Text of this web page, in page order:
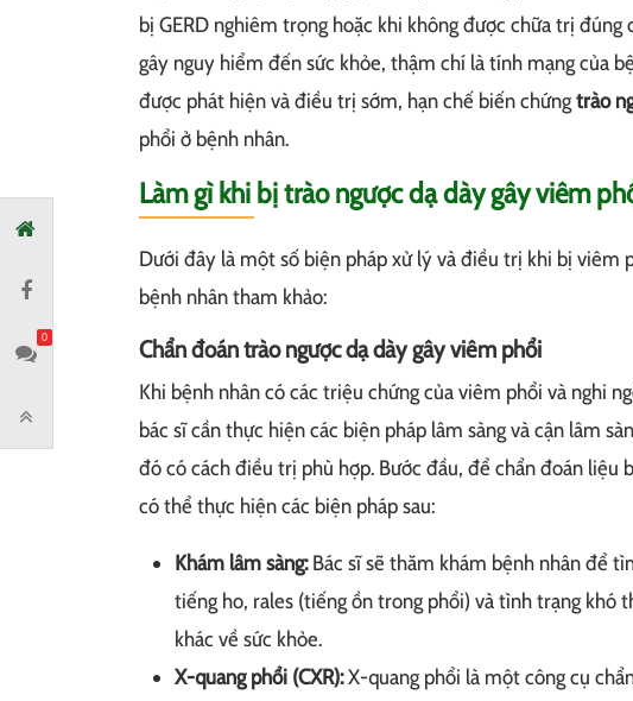
bị GERD nghiêm trọng hoặc khi không được chữa trị đúng
gây nguy hiểm đến sức khỏe, thậm chí là tính mạng của
được phát hiện và điều trị sớm, hạn chế biến chứngtrào
phổi ở bệnh nhân.
Làm gì khi bị trào ngược dạ dày gây viêm
Dưới đây là một số biện pháp xử lý và điều trị khi bị viêm
bệnh nhân tham khảo:
Chẩn đoán trào ngược dạ dày gây viêm phổi
Khi bệnh nhân có các triệu chứng của viêm phổi và nghi
bác sĩ cần thực hiện các biện pháp lâm sàng và cận lâm
đó có cách điều trị phù hợp. Bước đầu, để chẩn đoán liệu
có thể thực hiện các biện pháp sau:
Khám lâm sàng:Bác sĩ sẽ thăm khám bệnh nhân để
tiếng ho, rales (tiếng ồn trong phổi) và tình trạng khó
khác về sức khỏe.
X-quang phổi (CXR):X-quang phổi là một công cụ
0